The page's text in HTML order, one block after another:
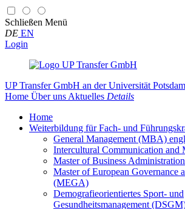
Schließen Menü
DE EN
Login
UP Transfer GmbH an der Universität Potsdam
Home Über uns Aktuelles Details
Home
Weiterbildung für Fach- und
General Management (MBA)
Intercultural Communication and
Master of Business
Master of European Governance
(MEGA)
Demografieorientiertes Sport- und
Gesundheitsmanagement